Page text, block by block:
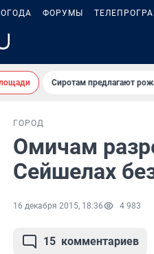
ФОРУМЫ
Сиротам предлагают
ГОРОД
Омичам
Сейшелах
16 декабря 2015, 18:36 4 983
15 комментариев